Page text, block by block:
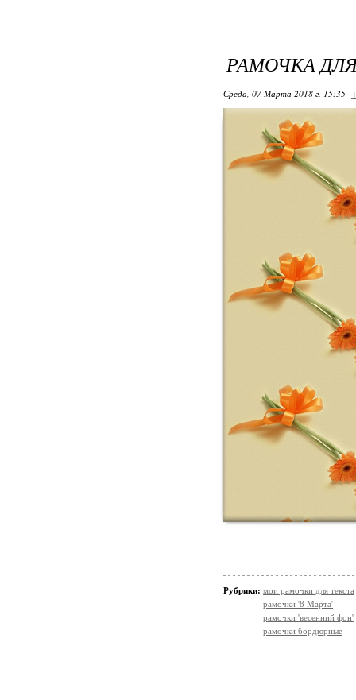
РАМОЧКА
Среда, 07 Марта 2018 г. 15:35
Рубрики: мои рамочки для текста
рамочки '8 Марта'
рамочки 'весенний фон'
рамочки бордюрные